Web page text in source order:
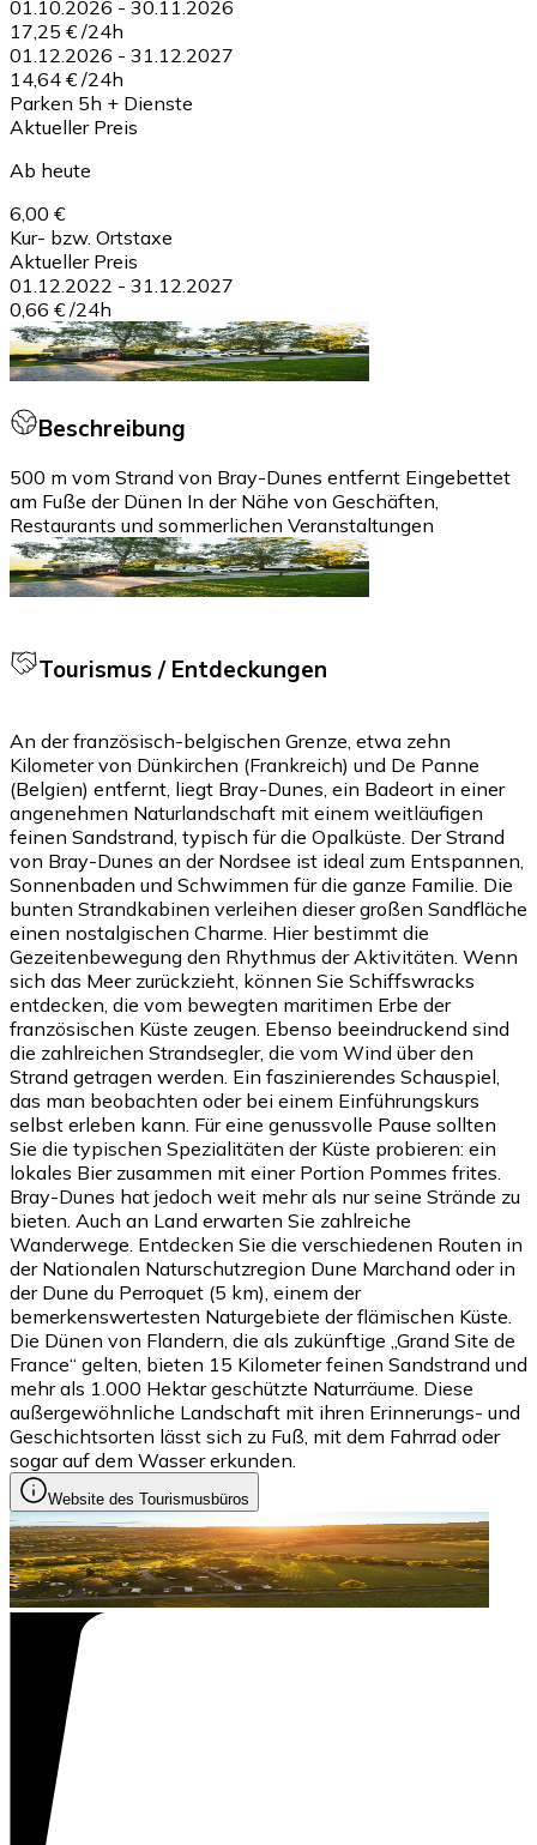
01.10.2026 - 30.11.2026
17,25 € /24h
01.12.2026 - 31.12.2027
14,64 € /24h
Parken 5h + Dienste
Aktueller Preis
Ab heute
6,00 €
Kur- bzw. Ortstaxe
Aktueller Preis
01.12.2022 - 31.12.2027
0,66 € /24h
Beschreibung
500 m vom Strand von Bray-Dunes entfernt Eingebettet
am Fuße der Dünen In der Nähe von Geschäften,
Restaurants und sommerlichen Veranstaltungen
Tourismus / Entdeckungen
An der französisch-belgischen Grenze, etwa zehn
Kilometer von Dünkirchen (Frankreich) und De Panne
(Belgien) entfernt, liegt Bray-Dunes, ein Badeort in einer
angenehmen Naturlandschaft mit einem weitläufigen
feinen Sandstrand, typisch für die Opalküste. Der Strand
von Bray-Dunes an der Nordsee ist ideal zum Entspannen,
Sonnenbaden und Schwimmen für die ganze Familie. Die
bunten Strandkabinen verleihen dieser großen Sandfläche
einen nostalgischen Charme. Hier bestimmt die
Gezeitenbewegung den Rhythmus der Aktivitäten. Wenn
sich das Meer zurückzieht, können Sie Schiffswracks
entdecken, die vom bewegten maritimen Erbe der
französischen Küste zeugen. Ebenso beeindruckend sind
die zahlreichen Strandsegler, die vom Wind über den
Strand getragen werden. Ein faszinierendes Schauspiel,
das man beobachten oder bei einem Einführungskurs
selbst erleben kann. Für eine genussvolle Pause sollten
Sie die typischen Spezialitäten der Küste probieren: ein
lokales Bier zusammen mit einer Portion Pommes frites.
Bray-Dunes hat jedoch weit mehr als nur seine Strände zu
bieten. Auch an Land erwarten Sie zahlreiche
Wanderwege. Entdecken Sie die verschiedenen Routen in
der Nationalen Naturschutzregion Dune Marchand oder in
der Dune du Perroquet (5 km), einem der
bemerkenswertesten Naturgebiete der flämischen Küste.
Die Dünen von Flandern, die als zukünftige „Grand Site de
France“ gelten, bieten 15 Kilometer feinen Sandstrand und
mehr als 1.000 Hektar geschützte Naturräume. Diese
außergewöhnliche Landschaft mit ihren Erinnerungs- und
Geschichtsorten lässt sich zu Fuß, mit dem Fahrrad oder
sogar auf dem Wasser erkunden.
Website des Tourismusbüros